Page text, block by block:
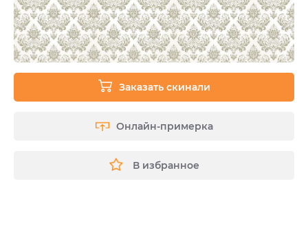
Заказать скинали
Онлайн-примерка
В избранное